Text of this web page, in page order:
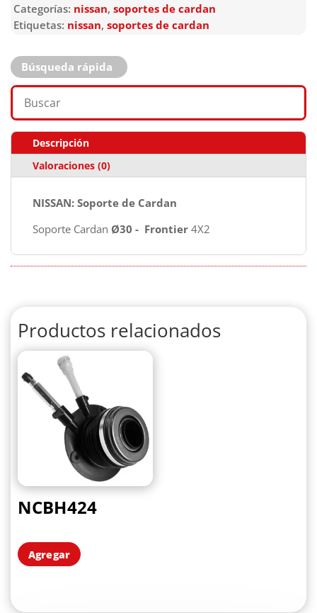
Categorías: nissan, soportes de cardan
Etiquetas: nissan, soportes de cardan
Búsqueda rápida
Descripción
Valoraciones (0)
NISSAN: Soporte de Cardan
Soporte Cardan Ø30 - Frontier 4X2
Productos relacionados
NCBH424
Agregar